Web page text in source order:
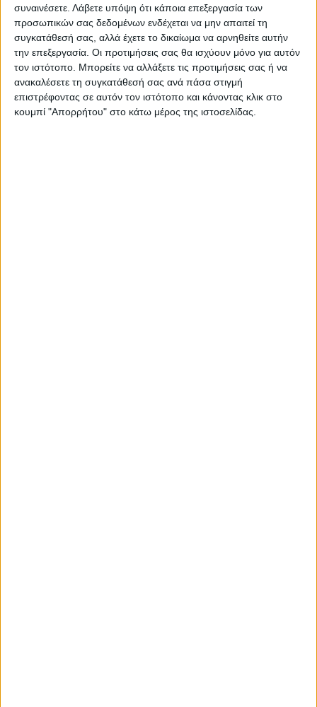
συναινέσετε. Λάβετε υπόψη ότι κάποια επεξεργασία των
προσωπικών σας δεδομένων ενδέχεται να μην απαιτεί τη
συγκατάθεσή σας, αλλά έχετε το δικαίωμα να αρνηθείτε αυτήν
την επεξεργασία. Οι προτιμήσεις σας θα ισχύουν μόνο για αυτόν
τον ιστότοπο. Μπορείτε να αλλάξετε τις προτιμήσεις σας ή να
ανακαλέσετε τη συγκατάθεσή σας ανά πάσα στιγμή
επιστρέφοντας σε αυτόν τον ιστότοπο και κάνοντας κλικ στο
κουμπί "Απορρήτου" στο κάτω μέρος της ιστοσελίδας.
ΚΑΡΔΙΤΣΑ